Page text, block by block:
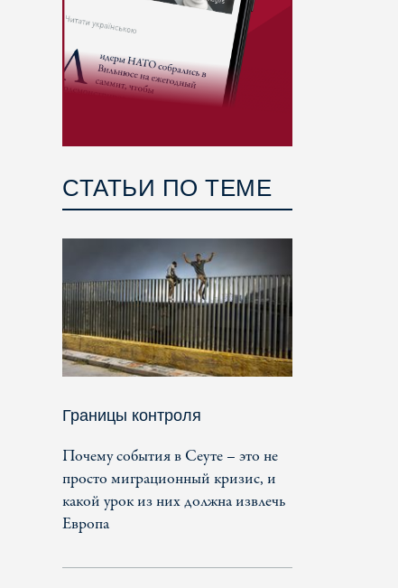
СТАТЬИ ПО ТЕМЕ
Границы контроля
Почему события в Сеуте – это не
просто миграционный кризис, и
какой урок из них должна извлечь
Европа